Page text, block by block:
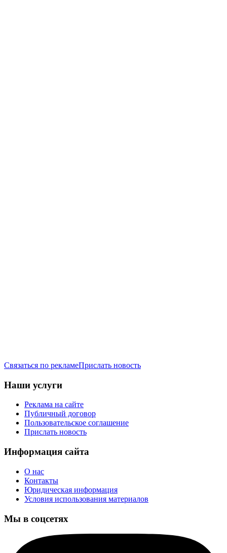
Связаться по рекламеПрислать новость
Наши услуги
Реклама на сайте
Публичный договор
Пользовательское соглашение
Прислать новость
Информация сайта
О нас
Контакты
Юридическая информация
Условия использования материалов
Мы в соцсетях